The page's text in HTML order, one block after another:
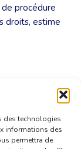
des technologies
informations des
permettra de
de procédure
droits, estime